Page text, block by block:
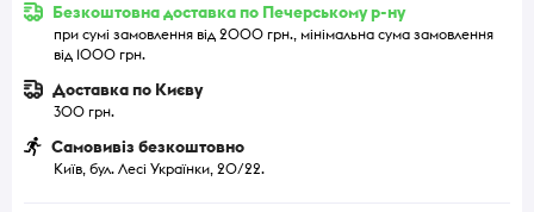
Безкоштовна доставка по Печерському р-ну
при сумі замовлення від 2000 грн., мінімальна сума замовлення
від 1000 грн.
Доставка по Києву
300 грн.
Самовивіз безкоштовно
Київ, бул. Лесі Українки, 20/22.